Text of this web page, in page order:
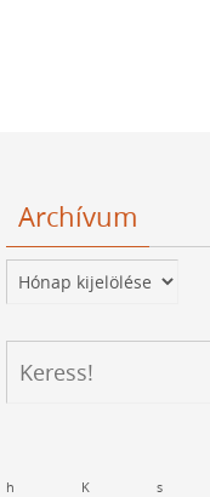
Archívum
Archívum
h K s